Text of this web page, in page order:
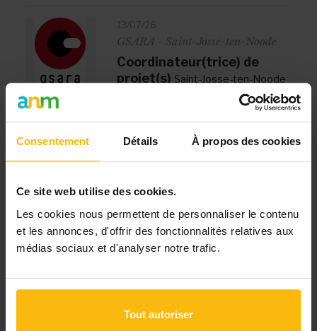
Consentement Détails À propos des cookies
Ce site web utilise des cookies.
Les cookies nous permettent de personnaliser le contenu
et les annonces, d'offrir des fonctionnalités relatives aux
médias sociaux et d'analyser notre trafic.
Tout autoriser
13/07/26
GSARA - Saint-Josse-ten-Noode
Coordinateur(trice) de
projet(s) Saint-Josse-ten-Noode
Description générale de la
fonction En cohérence avec
ses thématiques...
Coordination / Management / Direction
10/07/26
Neuve